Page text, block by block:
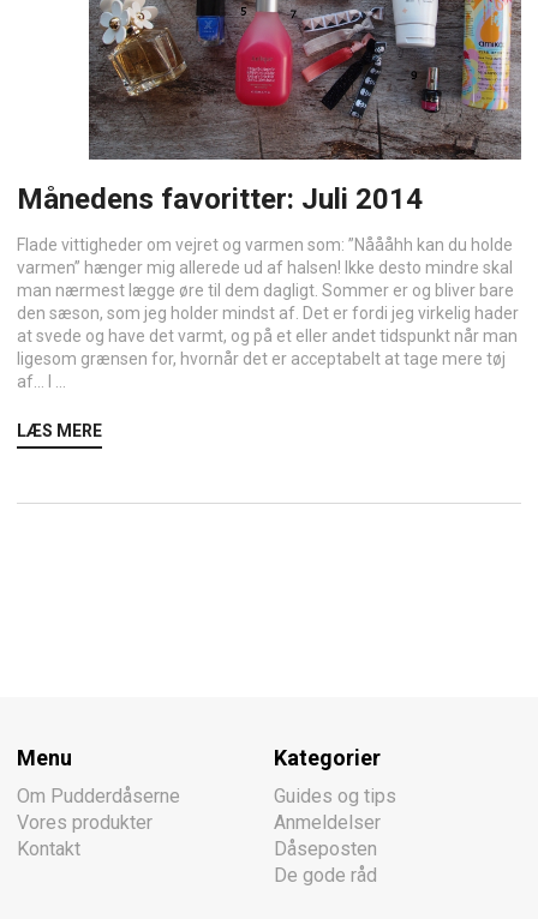
Månedens favoritter: Juli 2014
Flade vittigheder om vejret og varmen som: ”Nåååhh kan du holde
varmen” hænger mig allerede ud af halsen! Ikke desto mindre skal
man nærmest lægge øre til dem dagligt. Sommer er og bliver bare
den sæson, som jeg holder mindst af. Det er fordi jeg virkelig hader
at svede og have det varmt, og på et eller andet tidspunkt når man
ligesom grænsen for, hvornår det er acceptabelt at tage mere tøj
af… I ...
LÆS MERE
Menu
Om Pudderdåserne
Vores produkter
Kontakt
Kategorier
Guides og tips
Anmeldelser
Dåseposten
De gode råd